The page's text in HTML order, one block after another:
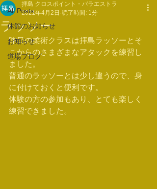
All Posts
休館のお知らせ
お知らせ
道場ブログ
ラッソー
拝島 クロスポイント・パラエストラ
2021年4月2日 読了時間: 1分
昨日の柔術クラスは拝島ラッソーとそ
こからのさまざまなアタックを練習し
ました。
普通のラッソーとは少し違うので、身
に付けておくと便利です。
体験の方の参加もあり、とても楽しく
練習できました。